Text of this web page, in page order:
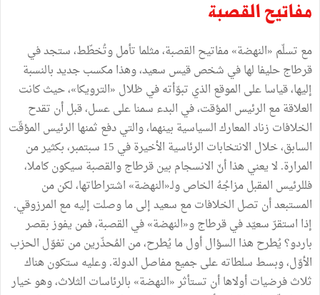
مفاتيح القصبة
مع تسلّم «النهضة» مفاتيح القصبة، مثلما تأمل وتُخطّط، ستجد في
قرطاج حليفا لها في شخص قيس سعيد، وهذا مكسب جديد بالنسبة
إليها، قياسا على الموقع الذي تبوّأته في ظلال «الترويكا»، حيث كانت
العلاقة مع الرئيس المؤقت، في البدء سمنا على عسل، قبل أن تقدح
الخلافات زناد المعارك السياسية بينهما، والتي دفع ثمنها الرئيس المؤقّت
السابق، خلال الانتخابات الرئاسية الأخيرة في 15 سبتمبر، بكثير من
المرارة. لا يعني هذا أنّ الانسجام بين قرطاج والقصبة سيكون كاملا،
فللرئيس المقبل مزاجُهُ الخاص ولـ«النهضة» اشتراطاتها، لكن من
المستبعد أن تصل الخلافات مع سعيد إلى ما وصلت إليه مع المرزوقي.
إذا استقرّ سعيّد في قرطاج و«النهضة» في القصبة، فمن يفوز بقصر
باردو؟ يُطرح هذا السؤال أول ما يُطرح، من المُحذّرين من تغوّل الحزب
الأوّل، وبسط سلطاته على جميع مفاصل الدولة. وعليه ستكون هناك
ثلاث فرضيات أولاها أن تستأثر «النهضة» بالرئاسات الثلاث، وهو خيار